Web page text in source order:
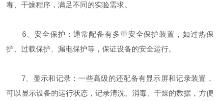
毒、干燥程序，满足不同的实验需求。
6、安全保护：通常配备有多重安全保护装置，如过热保
护、过载保护、漏电保护等，保证设备的安全运行。
7、显示和记录：一些高级的还配备有显示屏和记录装置，
可以显示设备的运行状态，记录清洗、消毒、干燥的数据，方便